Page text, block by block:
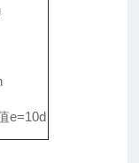
e=10d